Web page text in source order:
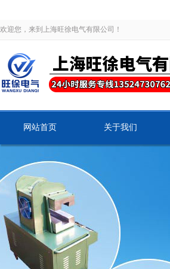
欢迎您，来到上海旺徐电气有限公司！
网站首页 关于我们